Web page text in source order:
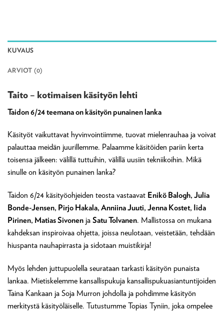
KUVAUS
ARVIOT (0)
Taito – kotimaisen käsityön lehti
Taidon 6/24 teemana on käsityön punainen lanka
Käsityöt vaikuttavat hyvinvointiimme, tuovat mielenrauhaa ja voivat
palauttaa meidän juurillemme. Palaamme käsitöiden pariin kerta
toisensa jälkeen: välillä tuttuihin, välillä uusiin tekniikoihin. Mikä
sinulle on käsityön punainen lanka?
Taidon 6/24 käsityöohjeiden teosta vastaavat Enikö Balogh, Julia
Bonde-Jensen, Pirjo Hakala, Anniina Juuti, Jenna Kostet, Iida
Pirinen, Matias Sivonen ja Satu Tolvanen. Mallistossa on mukana
kahdeksan inspiroivaa ohjetta, joissa neulotaan, veistetään, tehdään
hiuspanta nauhapirrasta ja sidotaan muistikirja!
Myös lehden juttupuolella seurataan tarkasti käsityön punaista
lankaa. Mietiskelemme kansallispukuja kansallispukuasiantuntijoiden
Taina Kankaan ja Soja Murron johdolla ja pohdimme käsityön
merkitystä käsityöläiselle. Tutustumme Topias Tyniin, joka ompelee